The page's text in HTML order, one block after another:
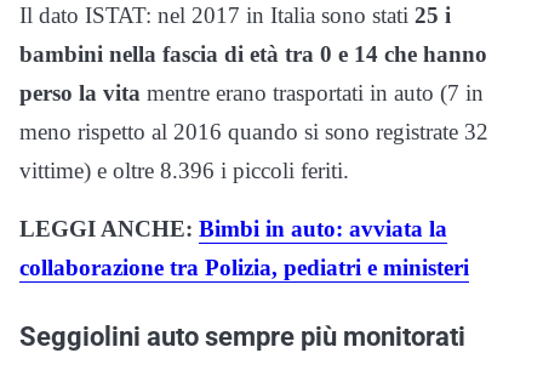
Il dato ISTAT: nel 2017 in Italia sono stati 25 i
bambini nella fascia di età tra 0 e 14 che hanno
perso la vita mentre erano trasportati in auto (7 in
meno rispetto al 2016 quando si sono registrate 32
vittime) e oltre 8.396 i piccoli feriti.
LEGGI ANCHE: Bimbi in auto: avviata la
collaborazione tra Polizia, pediatri e ministeri
Seggiolini auto sempre più monitorati